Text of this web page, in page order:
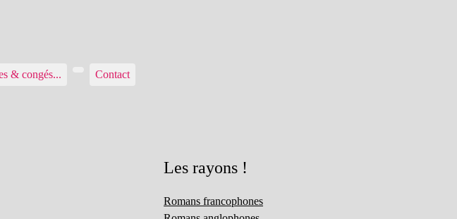
& congés... Contact
Les rayons !
Romans francophones